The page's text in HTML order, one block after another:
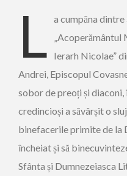
L a cumpăna
„Acoperământul
Ierarh Nicolae”
Andrei, Episcopul
sobor de preoți și diaconi,
credincioși a săvârșit o
binefacerile primite de la
încheiat și să
Sfânta și Dumnezeiasca